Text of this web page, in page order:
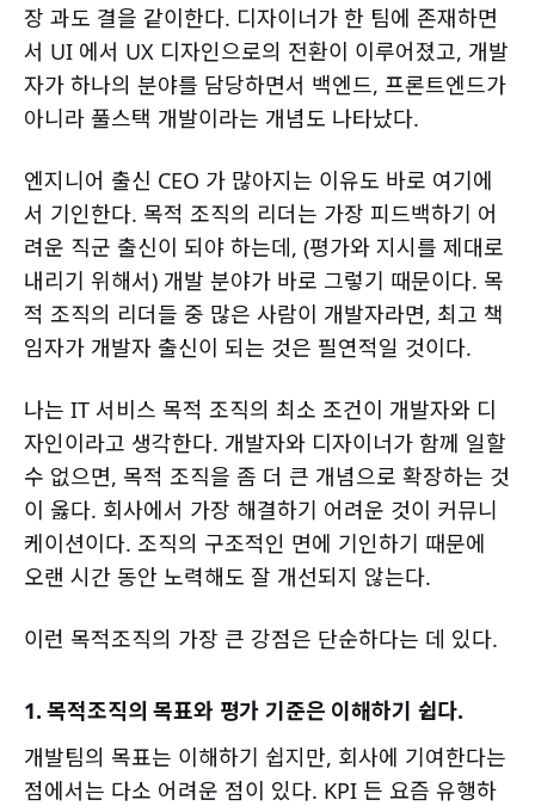
장 과도 결을 같이한다. 디자이너가 한 팀에 존재하면
서 UI 에서 UX 디자인으로의 전환이 이루어졌고, 개발
자가 하나의 분야를 담당하면서 백엔드, 프론트엔드가
아니라 풀스택 개발이라는 개념도 나타났다.
엔지니어 출신 CEO 가 많아지는 이유도 바로 여기에
서 기인한다. 목적 조직의 리더는 가장 피드백하기 어
려운 직군 출신이 되야 하는데, (평가와 지시를 제대로
내리기 위해서) 개발 분야가 바로 그렇기 때문이다. 목
적 조직의 리더들 중 많은 사람이 개발자라면, 최고 책
임자가 개발자 출신이 되는 것은 필연적일 것이다.
나는 IT 서비스 목적 조직의 최소 조건이 개발자와 디
자인이라고 생각한다. 개발자와 디자이너가 함께 일할
수 없으면, 목적 조직을 좀 더 큰 개념으로 확장하는 것
이 옳다. 회사에서 가장 해결하기 어려운 것이 커뮤니
케이션이다. 조직의 구조적인 면에 기인하기 때문에
오랜 시간 동안 노력해도 잘 개선되지 않는다.
이런 목적조직의 가장 큰 강점은 단순하다는 데 있다.
1. 목적조직의 목표와 평가 기준은 이해하기 쉽다.
개발팀의 목표는 이해하기 쉽지만, 회사에 기여한다는
점에서는 다소 어려운 점이 있다. KPI 든 요즘 유행하